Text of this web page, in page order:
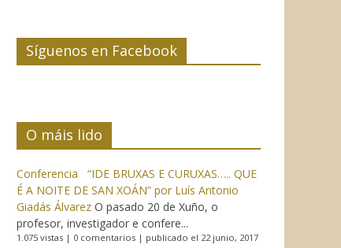
Síguenos en Facebook
O máis lido
Conferencia “IDE BRUXAS E CURUXAS….. QUE
É A NOITE DE SAN XOÁN” por Luís Antonio
Giadás Álvarez O pasado 20 de Xuño, o
profesor, investigador e confere...
1.075 vistas | 0 comentarios | publicado el 22 junio, 2017